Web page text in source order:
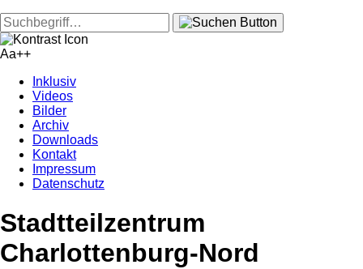
Aa++
Inklusiv
Videos
Bilder
Archiv
Downloads
Kontakt
Impressum
Datenschutz
Stadtteilzentrum
Charlottenburg-Nord